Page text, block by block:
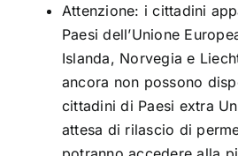
Attenzione: i cittadini
Paesi dell’Unione
Islanda, Norvegia e
ancora non possono
cittadini di Paesi extra
attesa di rilascio di